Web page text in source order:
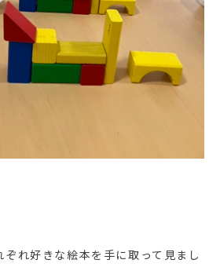
れ好きな絵本を手に取って見まし